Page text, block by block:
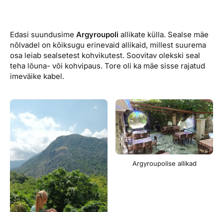
Edasi suundusime Argyroupoli allikate külla. Sealse mäe
nõlvadel on kõiksugu erinevaid allikaid, millest suurema
osa leiab sealsetest kohvikutest. Soovitav olekski seal
teha lõuna- või kohvipaus. Tore oli ka mäe sisse rajatud
imeväike kabel.
Argyroupolise allikad